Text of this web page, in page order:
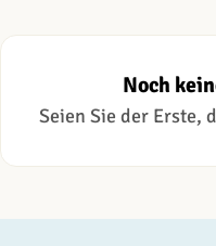
Noch
Seien Sie der Erste,